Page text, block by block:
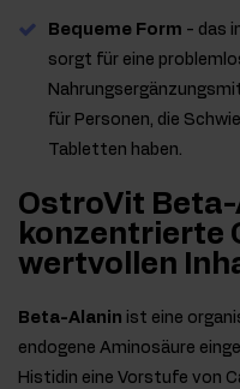
Bequeme Form - das
sorgt für eine
für Personen, die
Tabletten haben.
OstroVit
konzentrierte
wertvollen
Beta-Alanin ist eine
endogene Aminosäure
Histidin eine Vorstufe von